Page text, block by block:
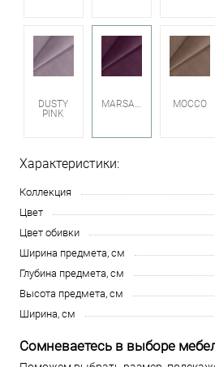
DUSTY
PINK
MOCCO
Характеристики:
Коллекция
Цвет
Цвет обивки
Ширина предмета, см
Глубина предмета, см
Высота предмета, см
Ширина, см
Сомневаетесь в выборе